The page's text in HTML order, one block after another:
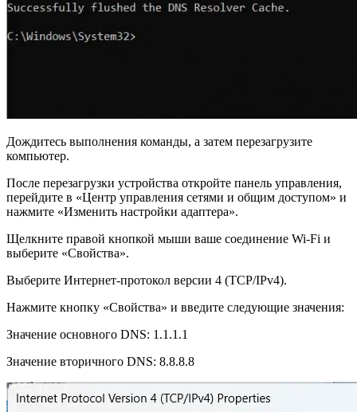
Дождитесь выполнения команды, а затем перезагрузите
компьютер.
После перезагрузки устройства откройте панель управления,
перейдите в «Центр управления сетями и общим доступом» и
нажмите «Изменить настройки адаптера».
Щелкните правой кнопкой мыши ваше соединение Wi-Fi и
выберите «Свойства».
Выберите Интернет-протокол версии 4 (TCP/IPv4).
Нажмите кнопку «Свойства» и введите следующие значения:
Значение основного DNS: 1.1.1.1
Значение вторичного DNS: 8.8.8.8